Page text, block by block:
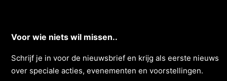
Voor wie niets wil missen..
Schrĳf je in voor de nieuwsbrief en krĳg als eerste nieuws
over speciale acties, evenementen en voorstellingen.